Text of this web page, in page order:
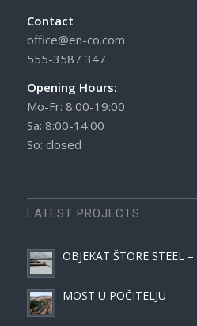
Contact
office@en-co.com
555-3587 347
Opening Hours:
Mo-Fr: 8:00-19:00
Sa: 8:00-14:00
So: closed
LATEST PROJECTS
OBJEKAT ŠTORE STEEL –
MOST U POČITELJU